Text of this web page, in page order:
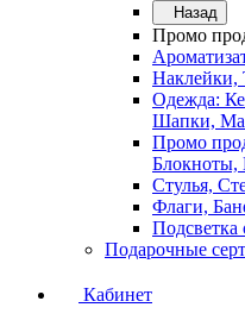
Назад
Промо
Наклейки,
Одежда:
Шапки,
Промо
Блокноты,
Стулья,
Флаги,
Подсветка
Подарочные
Кабинет